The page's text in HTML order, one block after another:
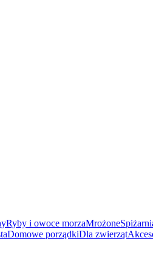
Ryby i owoce morzaMrożone
Domowe porządkiDla zwierząt